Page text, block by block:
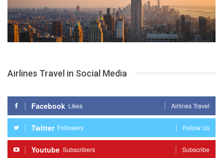
Airlines Travel in Social Media
Facebook Likes Airlines Travel
Twitter Followers Follow Us
Youtube Subscribers Subscribe